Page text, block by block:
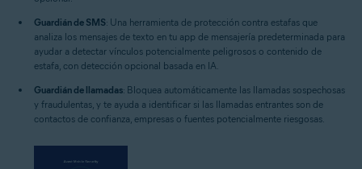
Guardián de SMS: Una herramienta de protección contra estafas que
analiza los mensajes de texto en tu app de mensajería predeterminada para
ayudar a detectar vínculos potencialmente peligrosos o contenido de
estafa, con detección opcional basada en IA.
Guardián de llamadas: Bloquea automáticamente las llamadas sospechosas
y fraudulentas, y te ayuda a identificar si las llamadas entrantes son de
contactos de confianza, empresas o fuentes potencialmente riesgosas.